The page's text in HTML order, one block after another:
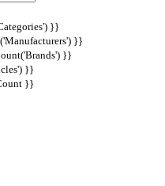
}}
}}
}}
}}
}}